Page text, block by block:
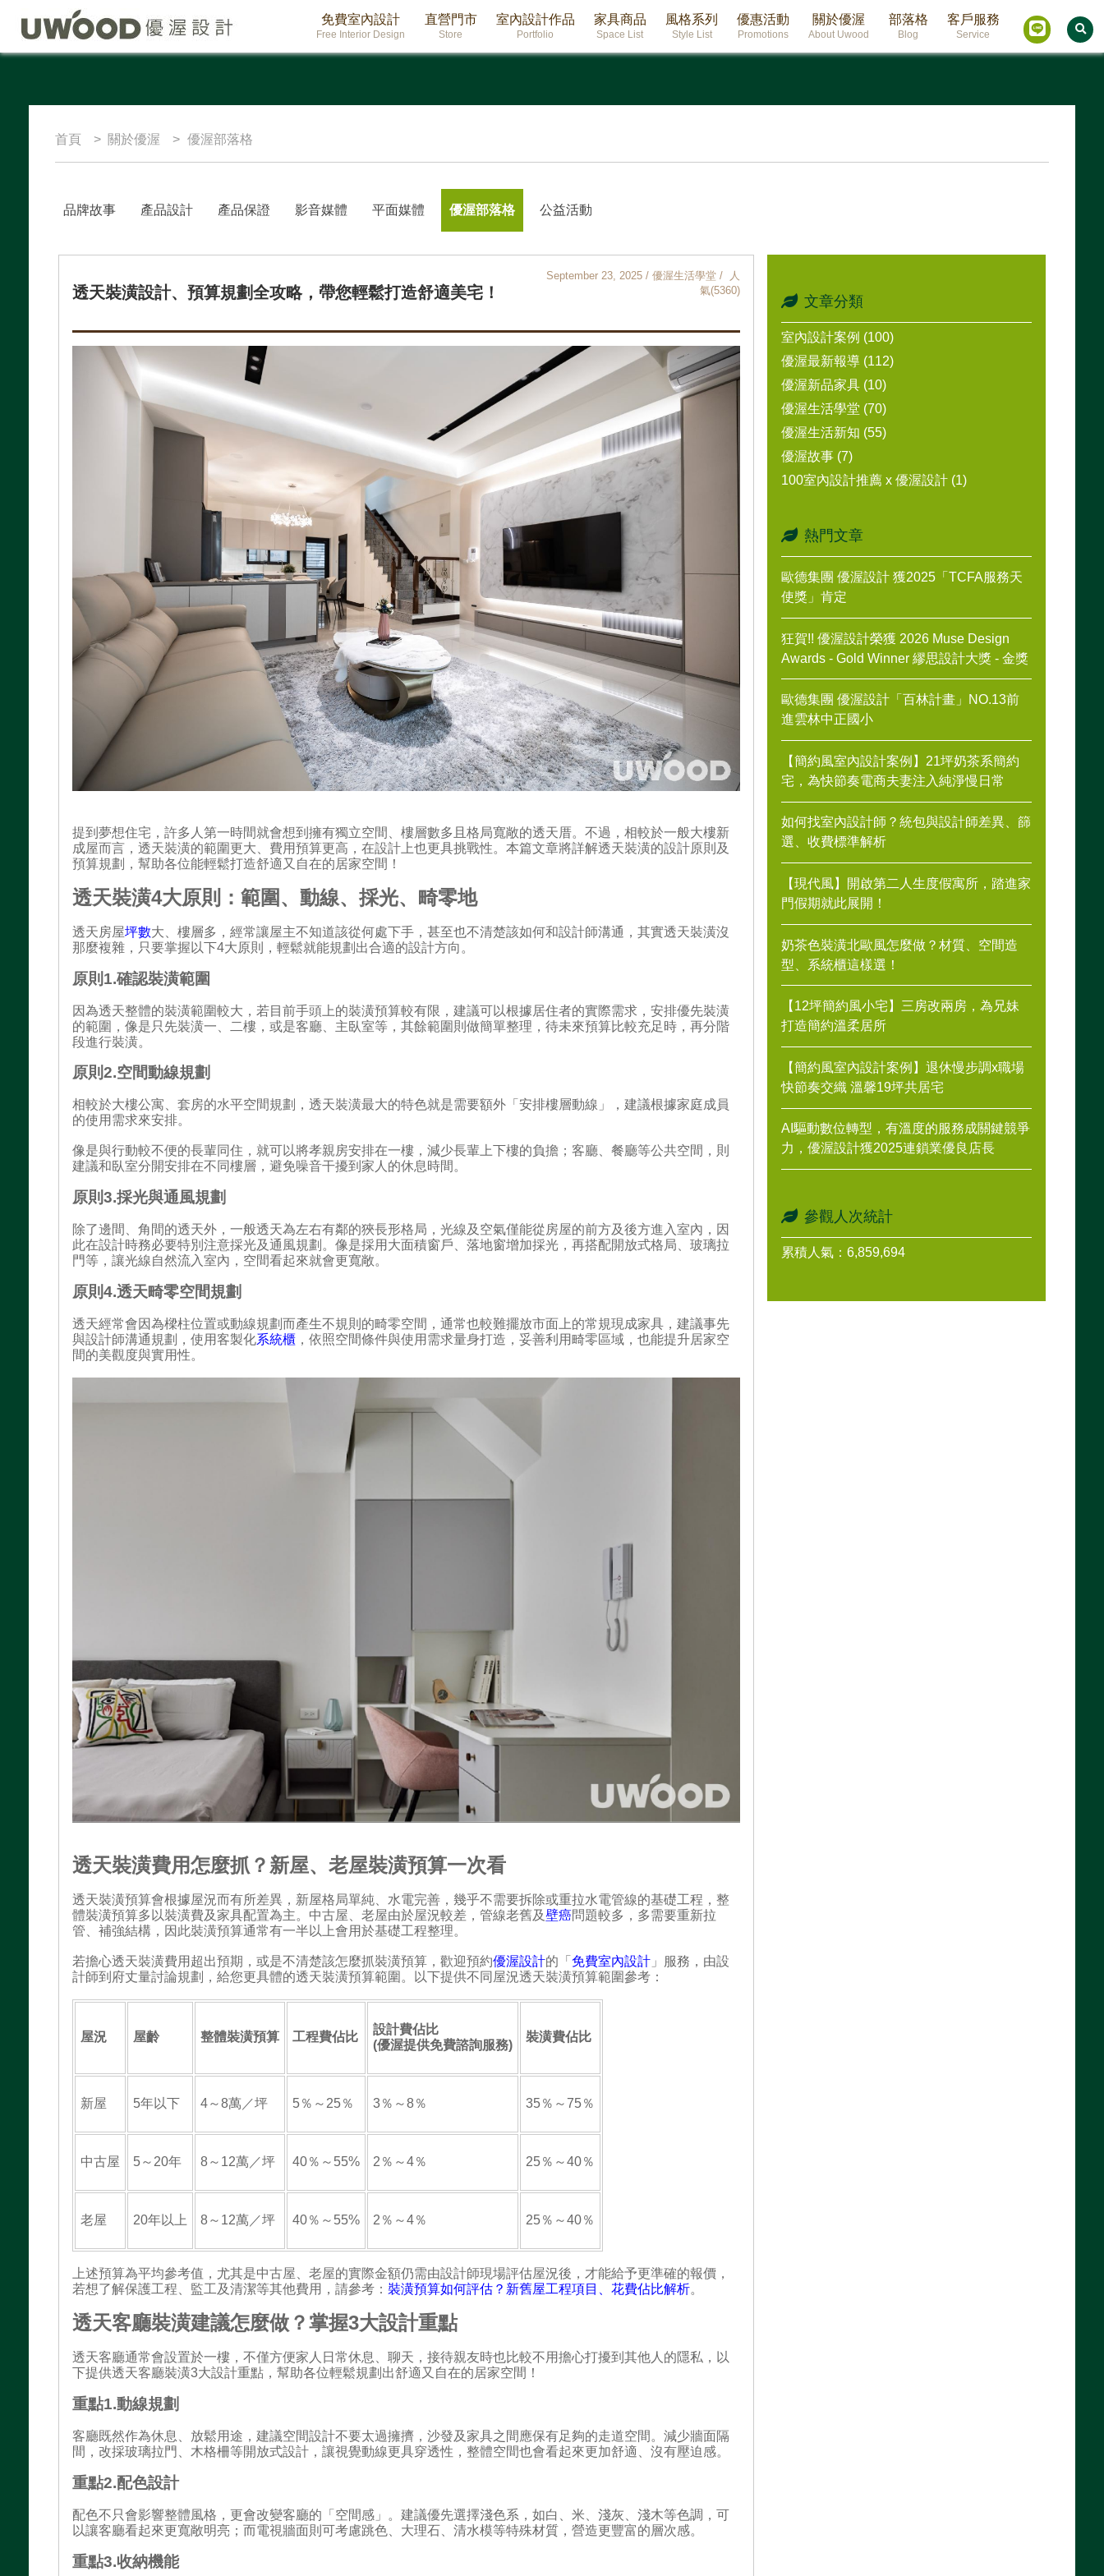
免費室內設計
Free Interior Design
直營門市
Store
室內設計作品
Portfolio
家具商品
Space List
風格系列
Style List
優惠活動
Promotions
關於優渥
About Uwood
部落格
Blog
客戶服務
Service
首頁 關於優渥 優渥部落格
品牌故事 產品設計 產品保證 影音媒體 平面媒體 優渥部落格 公益活動
透天裝潢設計、預算規劃全攻略，帶您輕鬆打造舒適美宅！
September 23, 2025 / 優渥生活學堂 / 人
氣(5360)
提到夢想住宅，許多人第一時間就會想到擁有獨立空間、樓層數多且格局寬敞的透天厝。不過，相較於一般大樓新
成屋而言，透天裝潢的範圍更大、費用預算更高，在設計上也更具挑戰性。本篇文章將詳解透天裝潢的設計原則及
預算規劃，幫助各位能輕鬆打造舒適又自在的居家空間！
透天裝潢4大原則：範圍、動線、採光、畸零地
透天房屋坪數大、樓層多，經常讓屋主不知道該從何處下手，甚至也不清楚該如何和設計師溝通，其實透天裝潢沒
那麼複雜，只要掌握以下4大原則，輕鬆就能規劃出合適的設計方向。
原則1.確認裝潢範圍
因為透天整體的裝潢範圍較大，若目前手頭上的裝潢預算較有限，建議可以根據居住者的實際需求，安排優先裝潢
的範圍，像是只先裝潢一、二樓，或是客廳、主臥室等，其餘範圍則做簡單整理，待未來預算比較充足時，再分階
段進行裝潢。
原則2.空間動線規劃
相較於大樓公寓、套房的水平空間規劃，透天裝潢最大的特色就是需要額外「安排樓層動線」，建議根據家庭成員
的使用需求來安排。
像是與行動較不便的長輩同住，就可以將孝親房安排在一樓，減少長輩上下樓的負擔；客廳、餐廳等公共空間，則
建議和臥室分開安排在不同樓層，避免噪音干擾到家人的休息時間。
原則3.採光與通風規劃
除了邊間、角間的透天外，一般透天為左右有鄰的狹長形格局，光線及空氣僅能從房屋的前方及後方進入室內，因
此在設計時務必要特別注意採光及通風規劃。像是採用大面積窗戶、落地窗增加採光，再搭配開放式格局、玻璃拉
門等，讓光線自然流入室內，空間看起來就會更寬敞。
原則4.透天畸零空間規劃
透天經常會因為樑柱位置或動線規劃而產生不規則的畸零空間，通常也較難擺放市面上的常規現成家具，建議事先
與設計師溝通規劃，使用客製化系統櫃 ，依照空間條件與使用需求量身打造，妥善利用畸零區域，也能提升居家空
間的美觀度與實用性。
透天裝潢費用怎麼抓？新屋、老屋裝潢預算一次看
透天裝潢預算會根據屋況而有所差異，新屋格局單純、水電完善，幾乎不需要拆除或重拉水電管線的基礎工程，整
體裝潢預算多以裝潢費及家具配置為主。中古屋、老屋由於屋況較差，管線老舊及壁癌問題較多，多需要重新拉
管、補強結構，因此裝潢預算通常有一半以上會用於基礎工程整理。
若擔心透天裝潢費用超出預期，或是不清楚該怎麼抓裝潢預算，歡迎預約優渥設計的「 免費室內設計 」服務，由設
計師到府丈量討論規劃，給您更具體的透天裝潢預算範圍。以下提供不同屋況透天裝潢預算範圍參考：
屋況 屋齡 整體裝潢預算 工程費佔比
設計費佔比
(優渥提供免費諮詢服務)
裝潢費佔比
新屋 5年以下 4～8萬／坪 5％～25％ 3％～8％ 35％～75％
中古屋 5～20年 8～12萬／坪 40％～55% 2％～4％ 25％～40％
老屋 20年以上 8～12萬／坪 40％～55% 2％～4％ 25％～40％
上述預算為平均參考值，尤其是中古屋、老屋的實際金額仍需由設計師現場評估屋況後，才能給予更準確的報價，
若想了解保護工程、監工及清潔等其他費用，請參考： 裝潢預算如何評估？新舊屋工程項目、花費佔比解析。
透天客廳裝潢建議怎麼做？掌握3大設計重點
透天客廳通常會設置於一樓，不僅方便家人日常休息、聊天，接待親友時也比較不用擔心打擾到其他人的隱私，以
下提供透天客廳裝潢3大設計重點，幫助各位輕鬆規劃出舒適又自在的居家空間！
重點1.動線規劃
客廳既然作為休息、放鬆用途，建議空間設計不要太過擁擠，沙發及家具之間應保有足夠的走道空間。減少牆面隔
間，改採玻璃拉門、木格柵等開放式設計，讓視覺動線更具穿透性，整體空間也會看起來更加舒適、沒有壓迫感。
重點2.配色設計
配色不只會影響整體風格，更會改變客廳的「空間感」。建議優先選擇淺色系，如白、米、淺灰、淺木等色調，可
以讓客廳看起來更寬敞明亮；而電視牆面則可考慮跳色、大理石、清水模等特殊材質，營造更豐富的層次感。
重點3.收納機能
文章分類
室內設計案例 (100)
優渥最新報導 (112)
優渥新品家具 (10)
優渥生活學堂 (70)
優渥生活新知 (55)
優渥故事 (7)
100室內設計推薦 x 優渥設計 (1)
熱門文章
歐德集團 優渥設計 獲2025「TCFA服務天
使獎」肯定
狂賀!! 優渥設計榮獲 2026 Muse Design
Awards - Gold Winner 繆思設計大獎 - 金獎
歐德集團 優渥設計「百林計畫」NO.13前
進雲林中正國小
【簡約風室內設計案例】21坪奶茶系簡約
宅，為快節奏電商夫妻注入純淨慢日常
如何找室內設計師？統包與設計師差異、篩
選、收費標準解析
【現代風】開啟第二人生度假寓所，踏進家
門假期就此展開！
奶茶色裝潢北歐風怎麼做？材質、空間造
型、系統櫃這樣選！
【12坪簡約風小宅】三房改兩房，為兄妹
打造簡約溫柔居所
【簡約風室內設計案例】退休慢步調x職場
快節奏交織 溫馨19坪共居宅
AI驅動數位轉型，有溫度的服務成關鍵競爭
力，優渥設計獲2025連鎖業優良店長
參觀人次統計
累積人氣：6,859,694